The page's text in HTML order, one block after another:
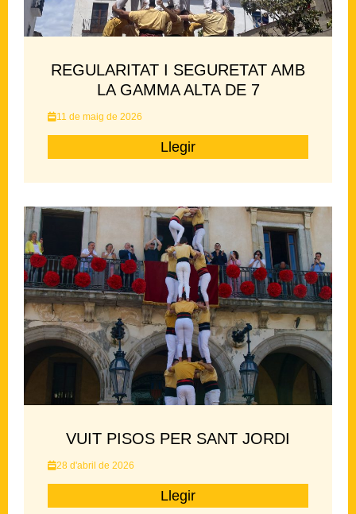
REGULARITAT I SEGURETAT AMB
LA GAMMA ALTA DE 7
11 de maig de 2026
Llegir
VUIT PISOS PER SANT JORDI
28 d'abril de 2026
Llegir